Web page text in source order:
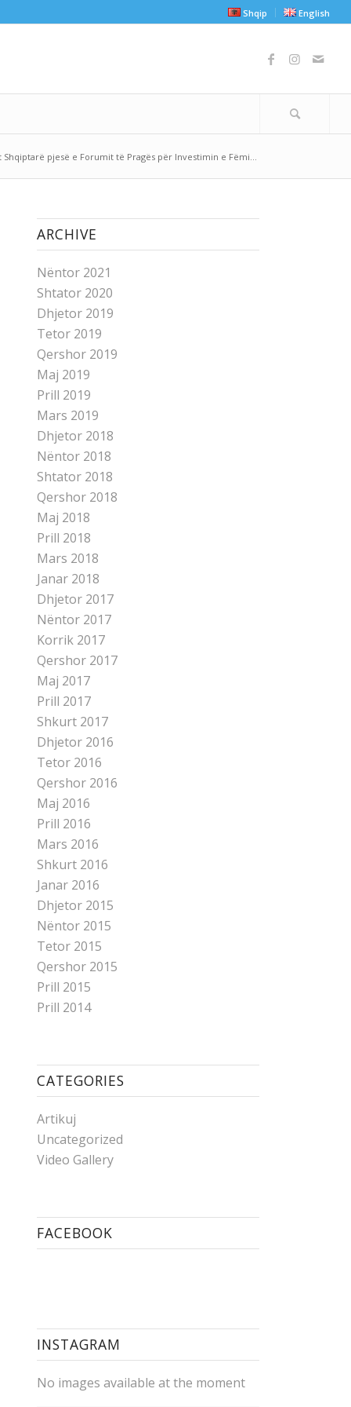
Shqip English
Shqiptarë pjesë e Forumit të Pragës për Investimin e Fëmi...
ARCHIVE
Nëntor 2021
Shtator 2020
Dhjetor 2019
Tetor 2019
Qershor 2019
Maj 2019
Prill 2019
Mars 2019
Dhjetor 2018
Nëntor 2018
Shtator 2018
Qershor 2018
Maj 2018
Prill 2018
Mars 2018
Janar 2018
Dhjetor 2017
Nëntor 2017
Korrik 2017
Qershor 2017
Maj 2017
Prill 2017
Shkurt 2017
Dhjetor 2016
Tetor 2016
Qershor 2016
Maj 2016
Prill 2016
Mars 2016
Shkurt 2016
Janar 2016
Dhjetor 2015
Nëntor 2015
Tetor 2015
Qershor 2015
Prill 2015
Prill 2014
CATEGORIES
Artikuj
Uncategorized
Video Gallery
FACEBOOK
INSTAGRAM
No images available at the moment